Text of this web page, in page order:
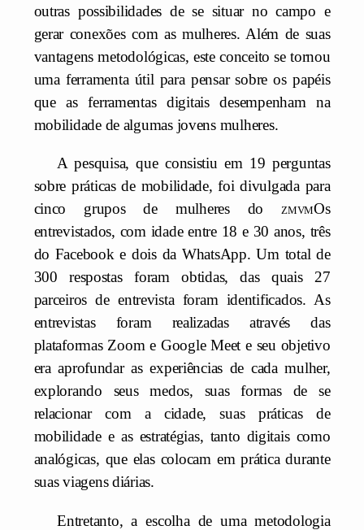
outras possibilidades de se situar no campo e
gerar conexões com as mulheres. Além de suas
vantagens metodológicas, este conceito se tornou
uma ferramenta útil para pensar sobre os papéis
que as ferramentas digitais desempenham na
mobilidade de algumas jovens mulheres.
A pesquisa, que consistiu em 19 perguntas
sobre práticas de mobilidade, foi divulgada para
cinco grupos de mulheres dozmvmOs
entrevistados, com idade entre 18 e 30 anos, três
do Facebook e dois da WhatsApp. Um total de
300 respostas foram obtidas, das quais 27
parceiros de entrevista foram identificados. As
entrevistas foram realizadas através das
plataformas Zoom e Google Meet e seu objetivo
era aprofundar as experiências de cada mulher,
explorando seus medos, suas formas de se
relacionar com a cidade, suas práticas de
mobilidade e as estratégias, tanto digitais como
analógicas, que elas colocam em prática durante
suas viagens diárias.
Entretanto, a escolha de uma metodologia